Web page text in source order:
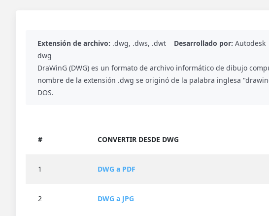
Extensión de archivo: .dwg, .dws, .dwt Desarrollado por: Autodesk
dwg
DraWinG (DWG) es un formato de archivo informático de dibujo
nombre de la extensión .dwg se originó de la palabra inglesa
DOS.
# CONVERTIR DESDE DWG
1 DWG a PDF
2 DWG a JPG